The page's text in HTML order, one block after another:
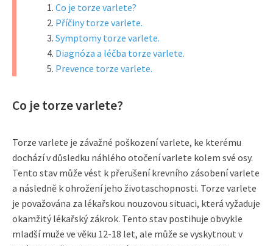
Co je torze varlete?
Příčiny torze varlete.
Symptomy torze varlete.
Diagnóza a léčba torze varlete.
Prevence torze varlete.
Co je torze varlete?
Torze varlete je závažné poškození varlete, ke kterému
dochází v důsledku náhlého otočení varlete kolem své osy.
Tento stav může vést k přerušení krevního zásobení varlete
a následně k ohrožení jeho životaschopnosti. Torze varlete
je považována za lékařskou nouzovou situaci, která vyžaduje
okamžitý lékařský zákrok. Tento stav postihuje obvykle
mladší muže ve věku 12-18 let, ale může se vyskytnout v